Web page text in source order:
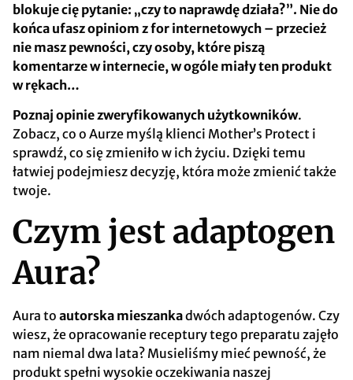
blokuje cię pytanie: „czy to naprawdę działa?”. Nie do
końca ufasz opiniom z for internetowych – przecież
nie masz pewności, czy osoby, które piszą
komentarze w internecie, w ogóle miały ten produkt
w rękach…
Poznaj opinie zweryfikowanych użytkowników.
Zobacz, co o Aurze myślą klienci Mother’s Protect i
sprawdź, co się zmieniło w ich życiu. Dzięki temu
łatwiej podejmiesz decyzję, która może zmienić także
twoje.
Czym jest adaptogen
Aura?
Aura to autorska mieszankadwóch adaptogenów. Czy
wiesz, że opracowanie receptury tego preparatu zajęło
nam niemal dwa lata? Musieliśmy mieć pewność, że
produkt spełni wysokie oczekiwania naszej